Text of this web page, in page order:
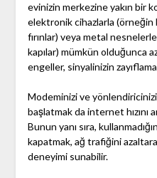
evinizin merkezine yakın bir
elektronik cihazlarla
fırınlar) veya metal
kapılar) mümkün olduğunca
engeller, sinyalinizin
Modeminizi ve
başlatmak da internet hızını
Bunun yanı sıra,
kapatmak, ağ trafiğini
deneyimi sunabilir.